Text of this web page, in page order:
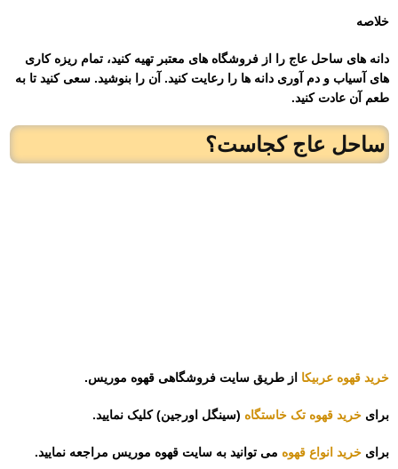
خلاصه
دانه های ساحل عاج را از فروشگاه های معتبر تهیه کنید، تمام ریزه کاری
های آسیاب و دم آوری دانه ها را رعایت کنید. آن را بنوشید. سعی کنید تا به
طعم آن عادت کنید.
ساحل عاج کجاست؟
خرید قهوه عربیکا از طریق سایت فروشگاهی قهوه موریس.
برایخرید قهوه تک خاستگاه (سینگل اورجین) کلیک نمایید.
برایخرید انواع قهوه می توانید به سایت قهوه موریس مراجعه نمایید.